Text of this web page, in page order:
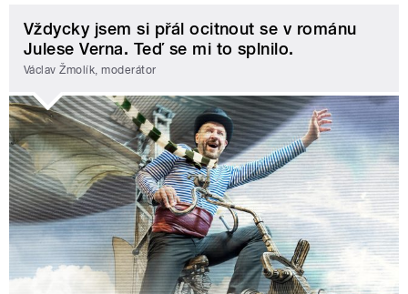
Vždycky jsem si přál ocitnout se v románu
Julese Verna. Teď se mi to splnilo.
Václav Žmolík, moderátor